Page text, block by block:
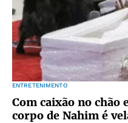
ENTRETENIMENTO
Com caixão no chão
corpo de Nahim é